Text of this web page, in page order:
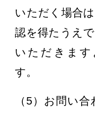
いただく場合
認を得たうえ
いただきます
す。
（5）お問い